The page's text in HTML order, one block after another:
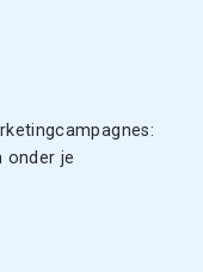
onder je